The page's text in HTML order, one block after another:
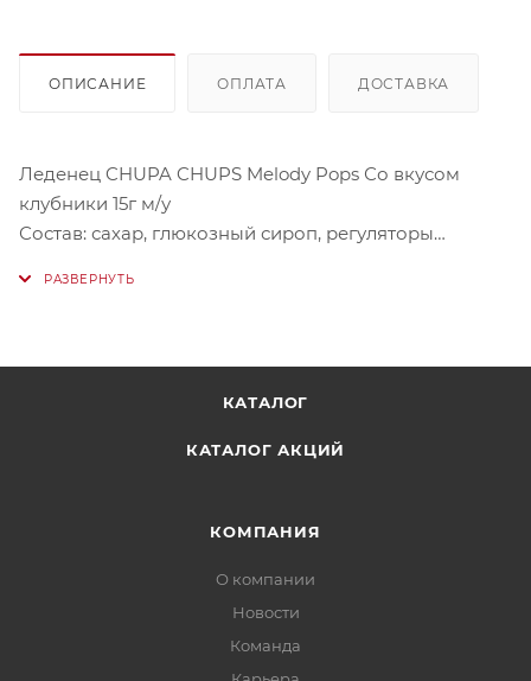
ОПИСАНИЕ ОПЛАТА ДОСТАВКА
Леденец CHUPA CHUPS Melody Pops Со вкусом
клубники 15г м/у
Состав: сахар, глюкозный сироп, регуляторы
Энергетическая ценность в 100 г: 380 ккал
Углеводы в 100 г: 94 г
+40 градусов Цельсия и отн.влажности воздуха не
КАТАЛОГ
КАТАЛОГ АКЦИЙ
КОМПАНИЯ
О компании
Новости
Команда